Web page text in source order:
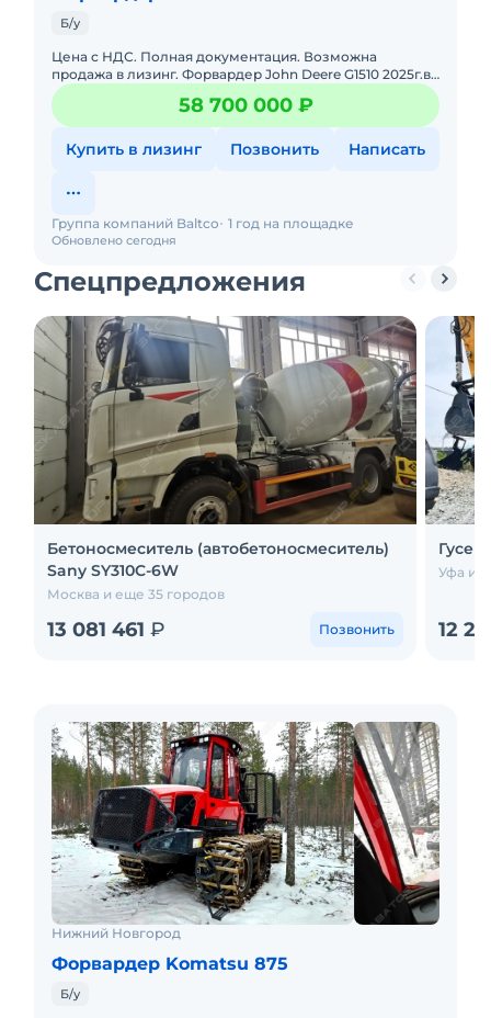
Б/у
Цена с НДС. Полная документация. Возможна
продажа в лизинг. Форвардер John Deere G1510 2025г.в.
Серия Арктик ПРО Нарабока - 1500 часовСостояние
нового. Без пр
58 700 000 ₽
Купить в лизинг Позвонить Написать
Обновлено сегодня
Группа компаний Baltco 1 год на площадке
Спецпредложения
Бетоносмеситель (автобетоносмеситель)
Sany SY310C-6W
Москва и еще 35 городов
13 081 461 ₽ Позвонить
Уфа и
12
Нижний Новгород
Форвардер Komatsu 875
Б/у